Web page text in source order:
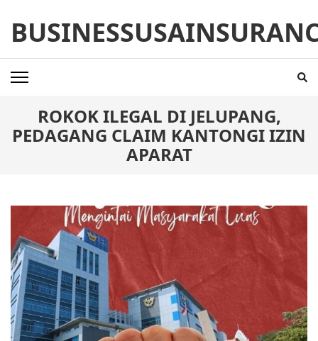
content
(Press
Enter)
ROKOK ILEGAL DI JELUPANG,
PEDAGANG CLAIM KANTONGI IZIN
APARAT